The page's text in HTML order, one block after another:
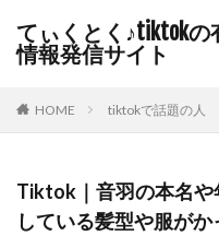
てぃくとく♪tiktokの
情報発信サイト
HOME tiktokで話題の人
Tiktok｜音羽の本名や
している髪型や服がか